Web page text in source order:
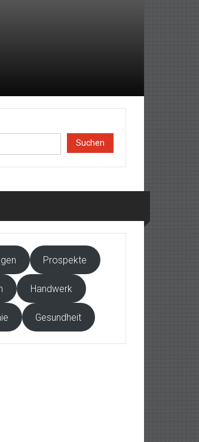
Suchen
Prospekte
Handwerk
Gesundheit